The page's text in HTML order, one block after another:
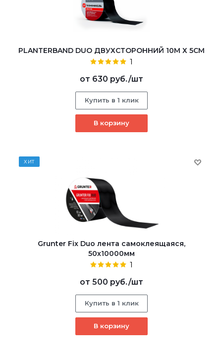
PLANTERBAND DUO ДВУХСТОРОННИЙ 10М Х 5СМ
1
от 630 руб./шт
Купить в 1 клик
В корзину
ХИТ
Grunter Fix Duo лента самоклеящаяся,
50х10000мм
1
от 500 руб./шт
Купить в 1 клик
В корзину